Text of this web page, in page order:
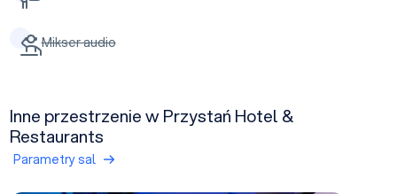
Mikser audio
Inne przestrzenie w Przystań Hotel &
Restaurants
Parametry sal